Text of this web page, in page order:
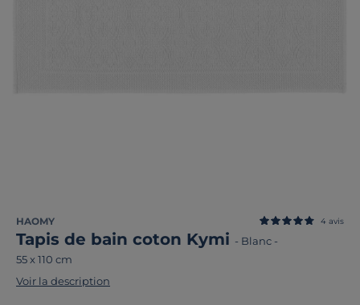
HAOMY
Tapis de bain coton Kymi - Blanc -
55 x 110 cm
4 avis
Voir la description